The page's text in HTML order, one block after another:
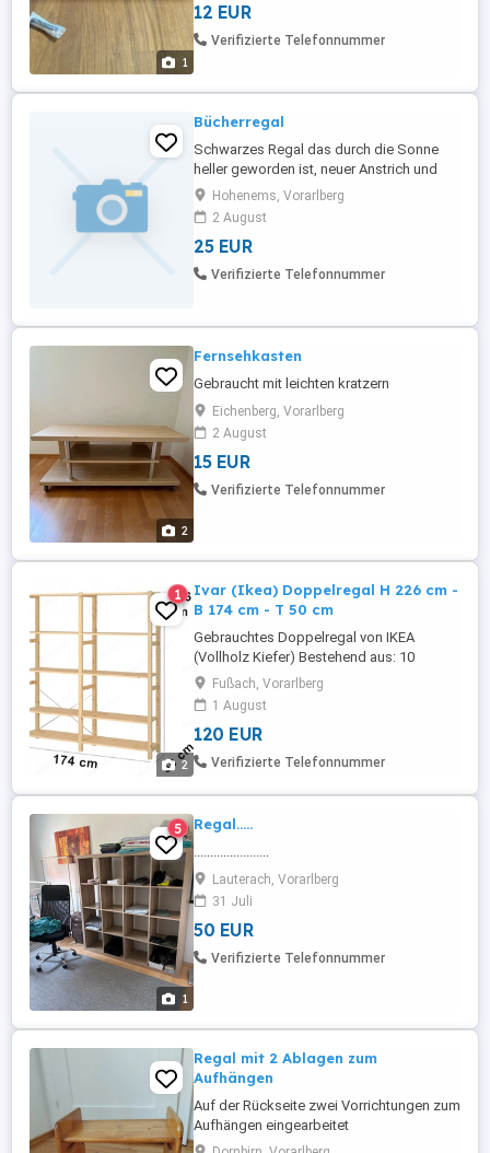
1
12 EUR
Verifizierte Telefonnummer
Bücherregal
Schwarzes Regal das durch die Sonne
heller geworden ist, neuer Anstrich und
dann ist das ein super schönes Regal
Hohenems, Vorarlberg
2 August
25 EUR
Verifizierte Telefonnummer
2
Fernsehkasten
Gebraucht mit leichten kratzern
Eichenberg, Vorarlberg
2 August
15 EUR
Verifizierte Telefonnummer
2
1
Ivar (Ikea) Doppelregal H 226 cm -
B 174 cm - T 50 cm
Gebrauchtes Doppelregal von IKEA
(Vollholz Kiefer) Bestehend aus: 10
Regalböden (83 cm x 50 cm) 3 Steher (226
cm x 50 cm) 1 Metallkreuz (stabilisiert) 40
Metallstifte (zum Regale einhängen)
Schnell und einfach aufzubauen. Schnell
und einfach zu verstellen. Auf Wunsch
Fußach, Vorarlberg
1 August
120 EUR
Verifizierte Telefonnummer
1
5 Regal.....
.......................
Lauterach, Vorarlberg
31 Juli
50 EUR
Verifizierte Telefonnummer
Regal mit 2 Ablagen zum
Aufhängen
Auf der Rückseite zwei Vorrichtungen zum
Aufhängen eingearbeitet